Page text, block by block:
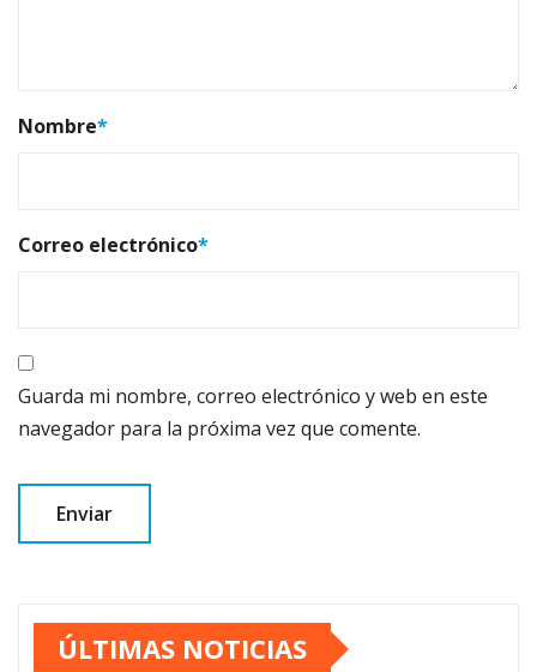
Nombre*
Correo electrónico*
Guarda mi nombre, correo electrónico y web en este
navegador para la próxima vez que comente.
ÚLTIMAS NOTICIAS